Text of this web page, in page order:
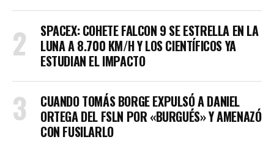
SPACEX: COHETE FALCON 9 SE ESTRELLA EN LA
LUNA A 8.700 KM/H Y LOS CIENTÍFICOS YA
ESTUDIAN EL IMPACTO
CUANDO TOMÁS BORGE EXPULSÓ A DANIEL
ORTEGA DEL FSLN POR «BURGUÉS» Y AMENAZÓ
CON FUSILARLO